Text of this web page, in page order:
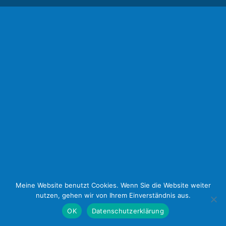
Meine Website benutzt Cookies. Wenn Sie die Website weiter
nutzen, gehen wir von Ihrem Einverständnis aus.
OK
Datenschutzerklärung